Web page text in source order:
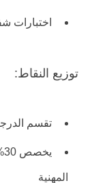
اختبارات
توزيع النقاط:
تقسم الدرجات
المهنية